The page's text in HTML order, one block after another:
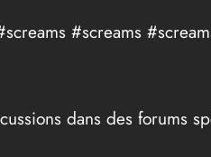
#screams
dans des forums